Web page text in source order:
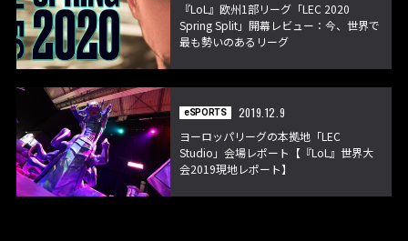
『LoL』欧州1部リーグ「LEC 2020
Spring Split」開幕レビュー：今、世界で
最も勢いのあるリーグ
eSPORTS
2019.12.9
ヨーロッパリーグの本拠地「LEC
Studio」会場レポート【『LoL』世界大
会2019現地レポート】